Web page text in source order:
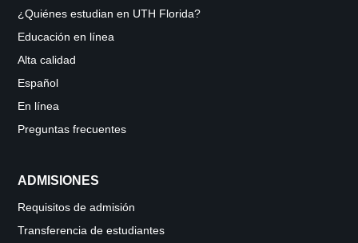
¿Quiénes estudian en UTH Florida?
Educación en línea
Alta calidad
Español
En línea
Preguntas frecuentes
ADMISIONES
Requisitos de admisión
Transferencia de estudiantes